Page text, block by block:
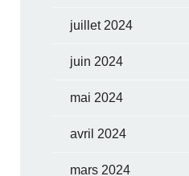
juillet 2024
juin 2024
mai 2024
avril 2024
mars 2024